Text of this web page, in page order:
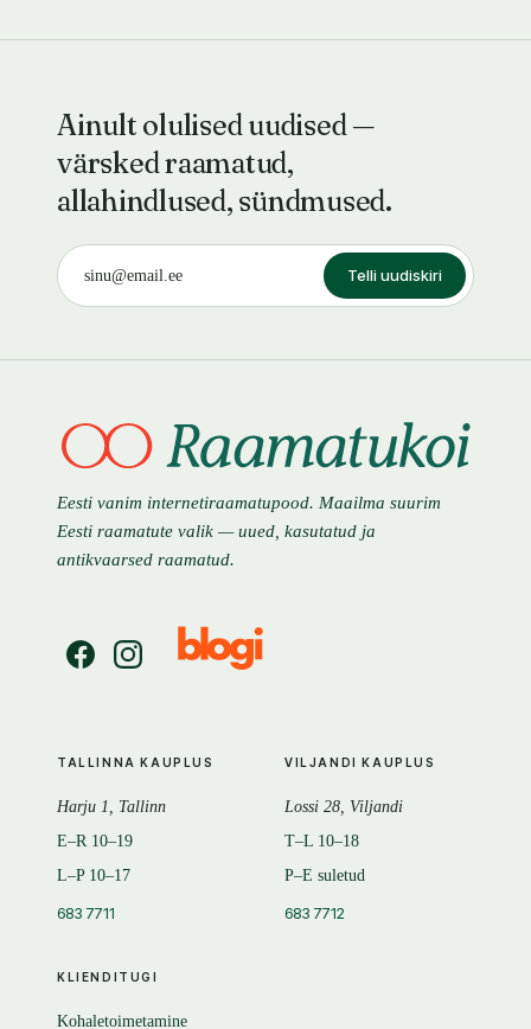
Ainult olulised uudised —
värsked raamatud,
allahindlused, sündmused.
Telli uudiskiri
Eesti vanim internetiraamatupood. Maailma suurim
Eesti raamatute valik — uued, kasutatud ja
antikvaarsed raamatud.
KLIENDITUGI
Kohaletoimetamine
TALLINNA KAUPLUS
Harju 1, Tallinn
E–R 10–19
L–P 10–17
683 7711
VILJANDI KAUPLUS
Lossi 28, Viljandi
T–L 10–18
P–E suletud
683 7712